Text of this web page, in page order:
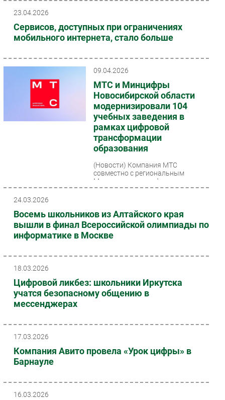
23.04.2026
Сервисов, доступных при ограничениях
мобильного интернета, стало больше
09.04.2026
МТС и Минцифры
Новосибирской области
модернизировали 104
учебных заведения в
рамках цифровой
трансформации
образования
(Новости) Компания МТС
совместно с региональным
Министерством цифрового
развития и связи завершили
24.03.2026
Восемь школьников из Алтайского края
вышли в финал Всероссийской олимпиады по
информатике в Москве
18.03.2026
Цифровой ликбез: школьники Иркутска
учатся безопасному общению в
мессенджерах
17.03.2026
Компания Авито провела «Урок цифры» в
Барнауле
16.03.2026